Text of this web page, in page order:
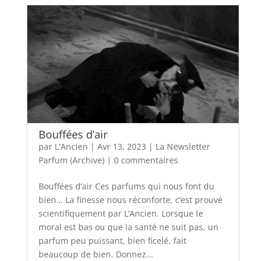
Bouffées d’air
par L'Ancien | Avr 13, 2023 | La Newsletter
Parfum (Archive)| 0 commentaires
Bouffées d’air Ces parfums qui nous font du
bien… La finesse nous réconforte, c’est prouvé
scientifiquement par L’Ancien. Lorsque le
moral est bas ou que la santé ne suit pas, un
parfum peu puissant, bien ficelé, fait
beaucoup de bien. Donnez...